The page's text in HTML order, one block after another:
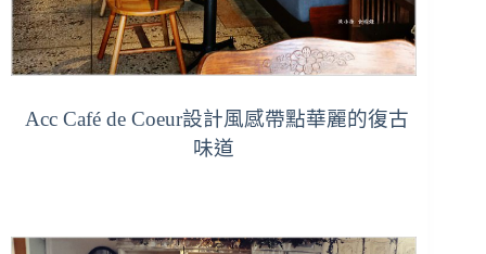
Acc Café de Coeur設計風感帶點華麗的復古
味道